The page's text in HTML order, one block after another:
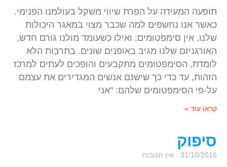
תופעה המעידה על הפרת שיווי משקל בעולמנו הפנימי.
כאשר אנו נחשפים למה שכבר מצוי במאגר היכולות
שלנו, אין סימפטומים; ואילו כשעומד מולנו גורם חדש,
האורגניזם שלנו מגיב באופנים שונים. בתרבות הלא
לומדת, הסימפטומים מתקבעים והופכים לעתים למרכז
הזהות, עד כדי כך שישנם אנשים המגדירים את עצמם
על-פי הסימפטומים שלהם: "אני
קראו עוד »
סיפוק
31/10/2016 אין תגובות